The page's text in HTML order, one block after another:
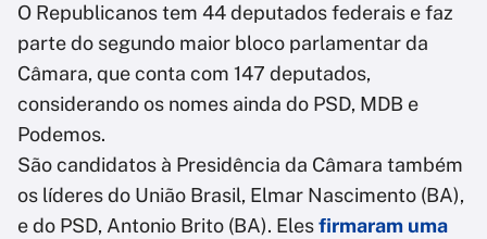
O Republicanos tem 44 deputados federais e faz
parte do segundo maior bloco parlamentar da
Câmara, que conta com 147 deputados,
considerando os nomes ainda do PSD, MDB e
Podemos.
São candidatos à Presidência da Câmara também
os líderes do União Brasil, Elmar Nascimento (BA),
e do PSD, Antonio Brito (BA). Elesfirmaram uma